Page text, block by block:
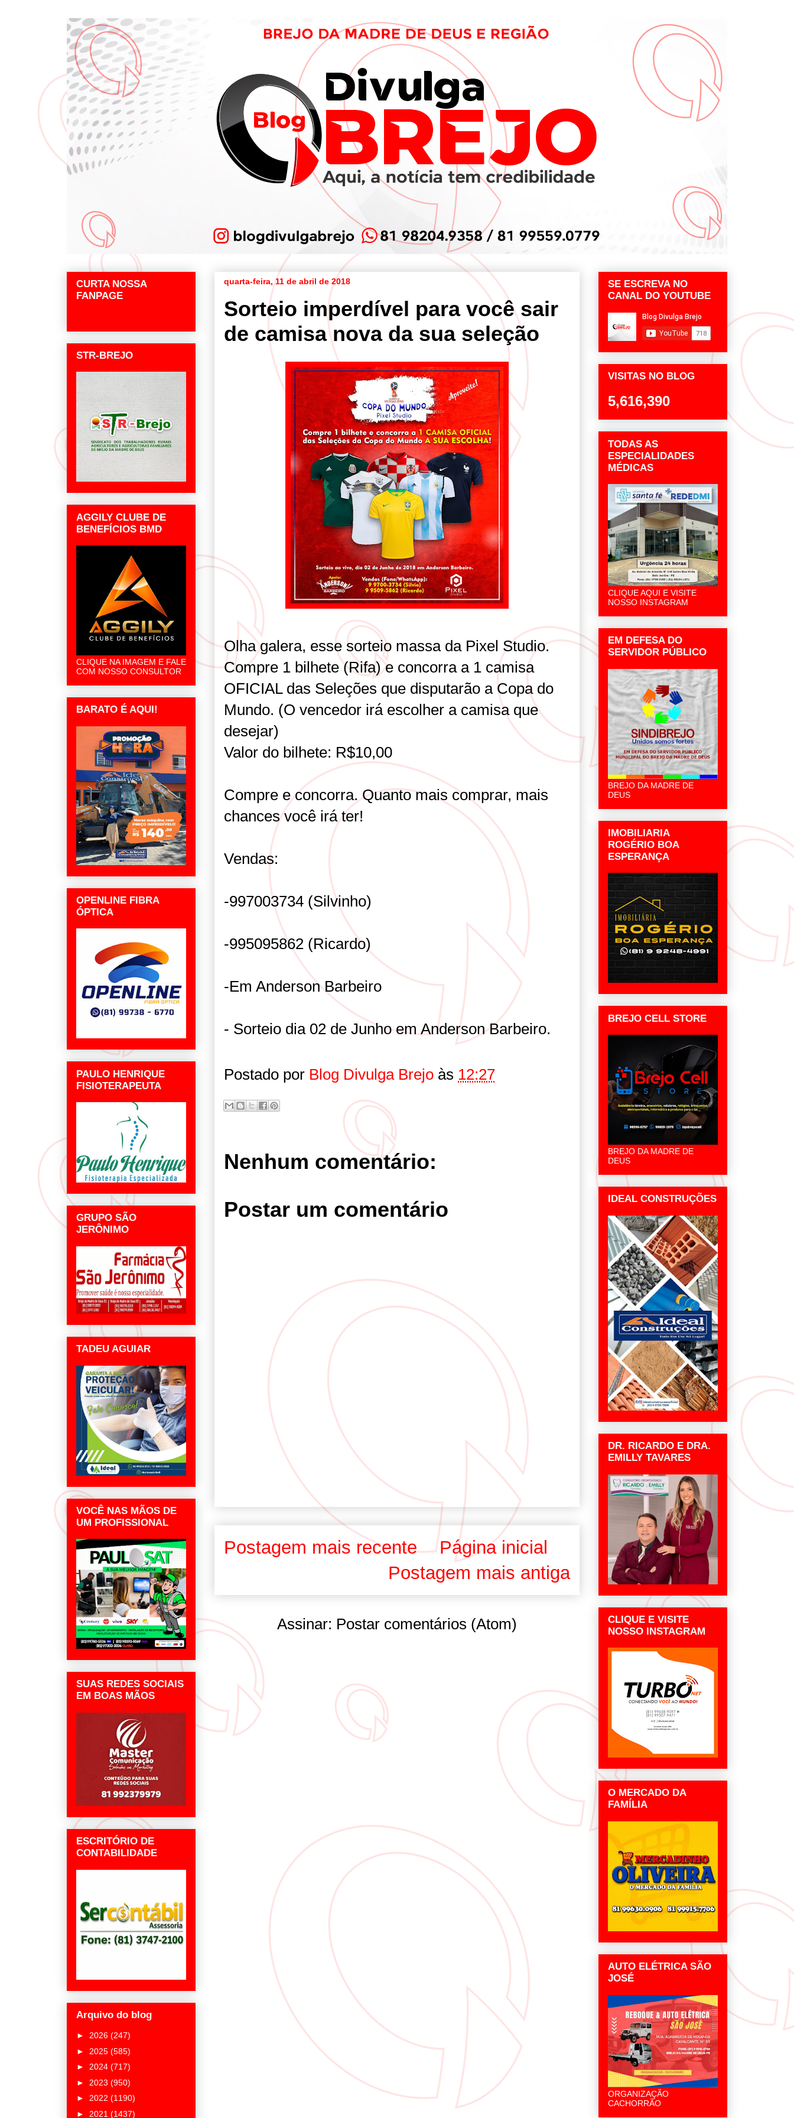
quarta-feira, 11 de abril de 2018
Sorteio imperdível para você sair
de camisa nova da sua seleção
Olha galera, esse sorteio massa da Pixel Studio.
Compre 1 bilhete (Rifa) e concorra a 1 camisa
OFICIAL das Seleções que disputarão a Copa do
Mundo. (O vencedor irá escolher a camisa que
desejar)
Valor do bilhete: R$10,00
Compre e concorra. Quanto mais comprar, mais
chances você irá ter!
Vendas:
-997003734 (Silvinho)
-995095862 (Ricardo)
-Em Anderson Barbeiro
- Sorteio dia 02 de Junho em Anderson Barbeiro.
Postado por Blog Divulga Brejo às 12:27
Nenhum comentário:
Postar um comentário
Postagem mais recente
Postagem mais antiga
Página inicial
Assinar: Postar comentários (Atom)
CURTA NOSSA
FANPAGE
STR-BREJO
AGGILY CLUBE DE
BENEFÍCIOS BMD
CLIQUE NA IMAGEM E FALE
COM NOSSO CONSULTOR
BARATO É AQUI!
OPENLINE FIBRA
ÓPTICA
PAULO HENRIQUE
FISIOTERAPEUTA
GRUPO SÃO
JERÔNIMO
TADEU AGUIAR
VOCÊ NAS MÃOS DE
UM PROFISSIONAL
SUAS REDES SOCIAIS
EM BOAS MÃOS
ESCRITÓRIO DE
CONTABILIDADE
Arquivo do blog
► 2026 (247)
► 2025 (585)
► 2024 (717)
► 2023 (950)
► 2022 (1190)
► 2021 (1437)
SE ESCREVA NO
CANAL DO YOUTUBE
VISITAS NO BLOG
5,616,390
TODAS AS
ESPECIALIDADES
MÉDICAS
CLIQUE AQUI E VISITE
NOSSO INSTAGRAM
EM DEFESA DO
SERVIDOR PÚBLICO
BREJO DA MADRE DE
DEUS
IMOBILIARIA
ROGÉRIO BOA
ESPERANÇA
BREJO CELL STORE
BREJO DA MADRE DE
DEUS
IDEAL CONSTRUÇÕES
DR. RICARDO E DRA.
EMILLY TAVARES
CLIQUE E VISITE
NOSSO INSTAGRAM
O MERCADO DA
FAMÍLIA
AUTO ELÉTRICA SÃO
JOSÉ
ORGANIZAÇÃO
CACHORRÃO